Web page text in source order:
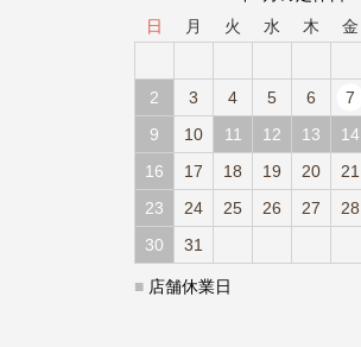
日
月 火 水 木 金
2
3 4 5 6 7
9
10 11 12 13 14
16
17 18 19 20 21
23
24 25 26 27 28
30
31
■ 店舗休業日